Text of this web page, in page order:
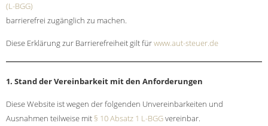
(L-BGG)
barrierefrei zugänglich zu machen.
Diese Erklärung zur Barrierefreiheit gilt fürwww.aut-steuer.de
1. Stand der Vereinbarkeit mit den Anforderungen
Diese Website ist wegen der folgenden Unvereinbarkeiten und
Ausnahmen teilweise mit § 10 Absatz 1 L-BGGvereinbar.